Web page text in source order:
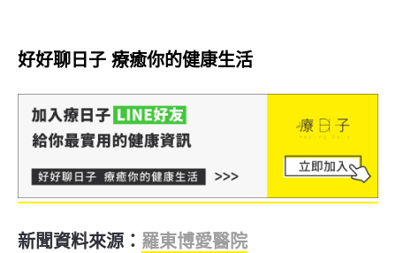
好好聊日子 療癒你的健康生活
新聞資料來源： 羅東博愛醫院